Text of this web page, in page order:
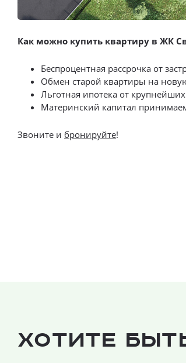
Как можно купить квартиру в ЖК
Беспроцентная рассрочка от
Обмен старой квартиры на
Льготная ипотека от
Материнский капитал
Звоните и бронируйте!
Хотите